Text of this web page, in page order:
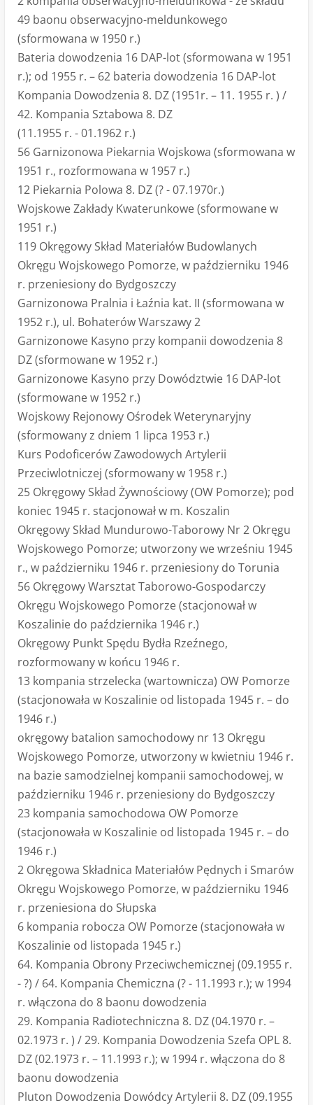
49 baonu obserwacyjno-meldunkowego
(sformowana w 1950 r.)
Bateria dowodzenia 16 DAP-lot (sformowana w 1951
r.); od 1955 r. – 62 bateria dowodzenia 16 DAP-lot
Kompania Dowodzenia 8. DZ (1951r. – 11. 1955 r. ) /
42. Kompania Sztabowa 8. DZ
(11.1955 r. - 01.1962 r.)
56 Garnizonowa Piekarnia Wojskowa (sformowana w
1951 r., rozformowana w 1957 r.)
12 Piekarnia Polowa 8. DZ (? - 07.1970r.)
Wojskowe Zakłady Kwaterunkowe (sformowane w
1951 r.)
119 Okręgowy Skład Materiałów Budowlanych
Okręgu Wojskowego Pomorze, w październiku 1946
r. przeniesiony do Bydgoszczy
Garnizonowa Pralnia i Łaźnia kat. II (sformowana w
1952 r.), ul. Bohaterów Warszawy 2
Garnizonowe Kasyno przy kompanii dowodzenia 8
DZ (sformowane w 1952 r.)
Garnizonowe Kasyno przy Dowództwie 16 DAP-lot
(sformowane w 1952 r.)
Wojskowy Rejonowy Ośrodek Weterynaryjny
(sformowany z dniem 1 lipca 1953 r.)
Kurs Podoficerów Zawodowych Artylerii
Przeciwlotniczej (sformowany w 1958 r.)
25 Okręgowy Skład Żywnościowy (OW Pomorze); pod
koniec 1945 r. stacjonował w m. Koszalin
Okręgowy Skład Mundurowo-Taborowy Nr 2 Okręgu
Wojskowego Pomorze; utworzony we wrześniu 1945
r., w październiku 1946 r. przeniesiony do Torunia
56 Okręgowy Warsztat Taborowo-Gospodarczy
Okręgu Wojskowego Pomorze (stacjonował w
Koszalinie do października 1946 r.)
Okręgowy Punkt Spędu Bydła Rzeźnego,
rozformowany w końcu 1946 r.
13 kompania strzelecka (wartownicza) OW Pomorze
(stacjonowała w Koszalinie od listopada 1945 r. – do
1946 r.)
okręgowy batalion samochodowy nr 13 Okręgu
Wojskowego Pomorze, utworzony w kwietniu 1946 r.
na bazie samodzielnej kompanii samochodowej, w
październiku 1946 r. przeniesiony do Bydgoszczy
23 kompania samochodowa OW Pomorze
(stacjonowała w Koszalinie od listopada 1945 r. – do
1946 r.)
2 Okręgowa Składnica Materiałów Pędnych i Smarów
Okręgu Wojskowego Pomorze, w październiku 1946
r. przeniesiona do Słupska
6 kompania robocza OW Pomorze (stacjonowała w
Koszalinie od listopada 1945 r.)
64. Kompania Obrony Przeciwchemicznej (09.1955 r.
- ?) / 64. Kompania Chemiczna (? - 11.1993 r.); w 1994
r. włączona do 8 baonu dowodzenia
29. Kompania Radiotechniczna 8. DZ (04.1970 r. –
02.1973 r. ) / 29. Kompania Dowodzenia Szefa OPL 8.
DZ (02.1973 r. – 11.1993 r.); w 1994 r. włączona do 8
baonu dowodzenia
Pluton Dowodzenia Dowódcy Artylerii 8. DZ (09.1955